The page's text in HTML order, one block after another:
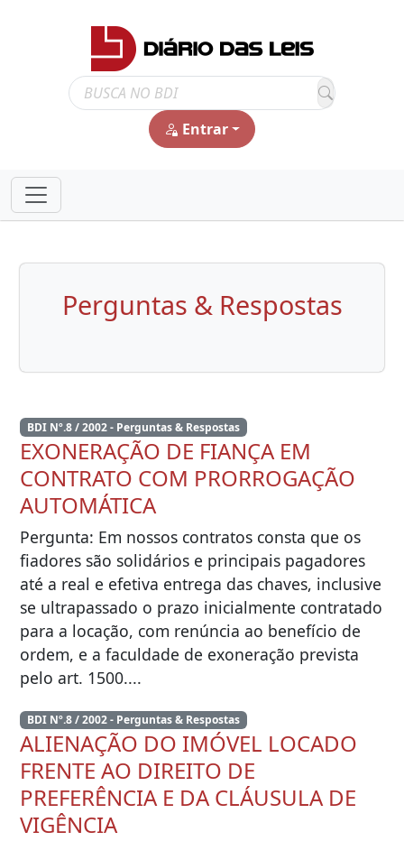
Entrar
Perguntas & Respostas
BDI Nº.8 / 2002 - Perguntas & Respostas
EXONERAÇÃO DE FIANÇA EM
CONTRATO COM PRORROGAÇÃO
AUTOMÁTICA
Pergunta: Em nossos contratos consta que os
fiadores são solidários e principais pagadores
até a real e efetiva entrega das chaves, inclusive
se ultrapassado o prazo inicialmente contratado
para a locação, com renúncia ao benefício de
ordem, e a faculdade de exoneração prevista
pelo art. 1500....
BDI Nº.8 / 2002 - Perguntas & Respostas
ALIENAÇÃO DO IMÓVEL LOCADO
FRENTE AO DIREITO DE
PREFERÊNCIA E DA CLÁUSULA DE
VIGÊNCIA